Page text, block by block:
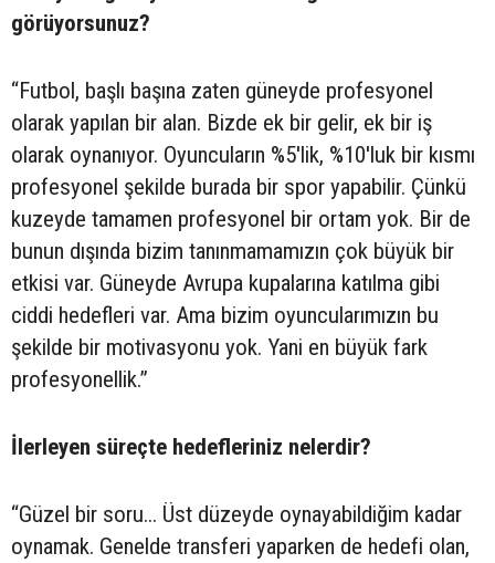
görüyorsunuz?
“Futbol, başlı başına zaten güneyde profesyonel
olarak yapılan bir alan. Bizde ek bir gelir, ek bir iş
olarak oynanıyor. Oyuncuların %5'lik, %10'luk bir kısmı
profesyonel şekilde burada bir spor yapabilir. Çünkü
kuzeyde tamamen profesyonel bir ortam yok. Bir de
bunun dışında bizim tanınmamamızın çok büyük bir
etkisi var. Güneyde Avrupa kupalarına katılma gibi
ciddi hedefleri var. Ama bizim oyuncularımızın bu
şekilde bir motivasyonu yok. Yani en büyük fark
profesyonellik.”
İlerleyen süreçte hedefleriniz nelerdir?
“Güzel bir soru... Üst düzeyde oynayabildiğim kadar
oynamak. Genelde transferi yaparken de hedefi olan,